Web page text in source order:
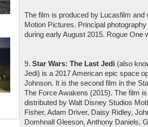
The film is produced by Lucasfilm
Motion Pictures. Principal
during early August 2015. Rogue One
9. Star Wars: The Last Jedi (also
Jedi) is a 2017 American epic space
Johnson. It is the second film in the
The Force Awakens (2015). The film
distributed by Walt Disney Studios
Fisher, Adam Driver, Daisy Ridley,
Domhnall Gleeson, Anthony Daniels,